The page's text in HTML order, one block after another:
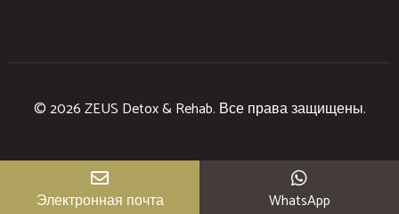
© 2026 ZEUS Detox & Rehab. Все права защищены.
Электронная почта WhatsApp